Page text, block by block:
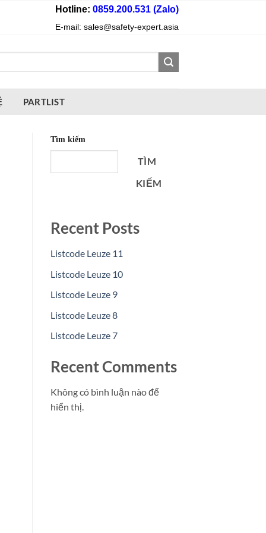
Hotline: 0859.200.531 (Zalo)
E-mail: sales@safety-expert.asia
PARTLIST
Tìm kiếm
TÌM
KIẾM
Recent Posts
Listcode Leuze 11
Listcode Leuze 10
Listcode Leuze 9
Listcode Leuze 8
Listcode Leuze 7
Recent Comments
Không có bình luận nào để
hiển thị.